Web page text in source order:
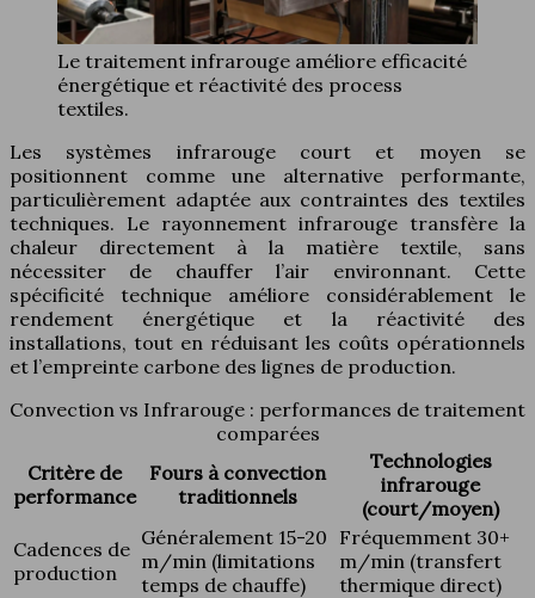
Le traitement infrarouge améliore efficacité
énergétique et réactivité des process
textiles.
Les systèmes infrarouge court et moyen se
positionnent comme une alternative performante,
particulièrement adaptée aux contraintes des textiles
techniques. Le rayonnement infrarouge transfère la
chaleur directement à la matière textile, sans
nécessiter de chauffer l’air environnant. Cette
spécificité technique améliore considérablement le
rendement énergétique et la réactivité des
installations, tout en réduisant les coûts opérationnels
et l’empreinte carbone des lignes de production.
Convection vs Infrarouge : performances de traitement
comparées
Critère de
performance
Fours à convection
traditionnels
Technologies
infrarouge
(court/moyen)
Cadences de
production
Généralement 15-20
m/min (limitations
temps de chauffe)
Fréquemment 30+
m/min (transfert
thermique direct)